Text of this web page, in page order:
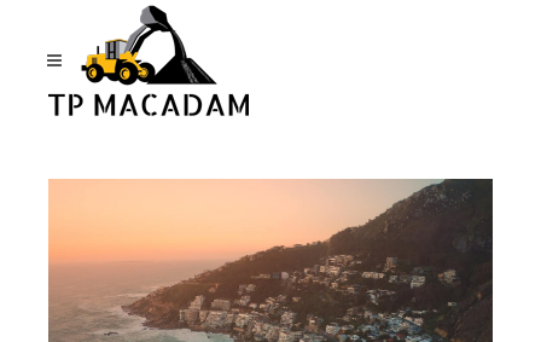
Panneau de gestion des cookies